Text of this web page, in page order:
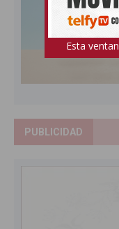
PUBLICIDAD
Esta